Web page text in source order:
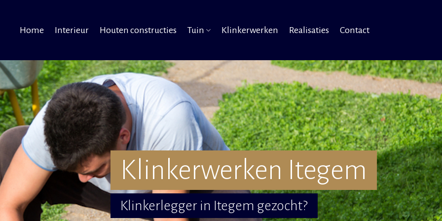
Home Interieur Houten constructies Tuin Klinkerwerken Realisaties Contact
Klinkerwerken Itegem
Klinkerlegger in Itegem gezocht?